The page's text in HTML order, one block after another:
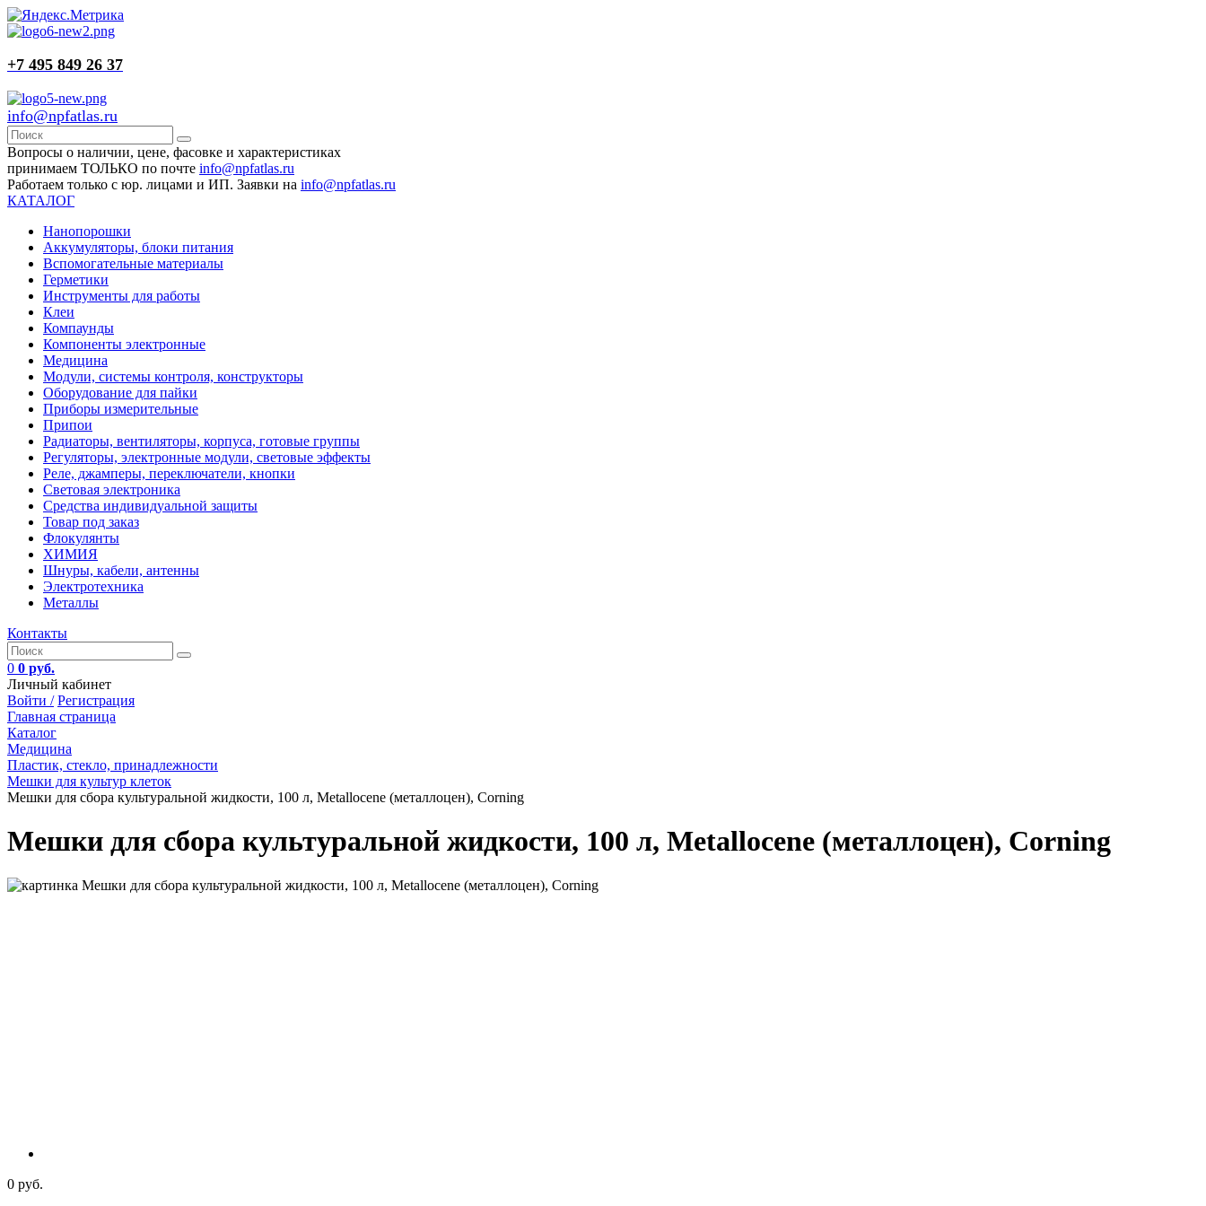
+7 495 849 26 37
info@npfatlas.ru
Вопросы о наличии, цене, фасовке и характеристиках
принимаем ТОЛЬКО по почте info@npfatlas.ru
Работаем только с юр. лицами и ИП. Заявки на info@npfatlas.ru
КАТАЛОГ
Нанопорошки
Аккумуляторы, блоки питания
Вспомогательные материалы
Герметики
Инструменты для работы
Клеи
Компаунды
Компоненты электронные
Медицина
Модули, системы контроля, конструкторы
Оборудование для пайки
Приборы измерительные
Припои
Радиаторы, вентиляторы, корпуса, готовые группы
Регуляторы, электронные модули, световые эффекты
Реле, джамперы, переключатели, кнопки
Световая электроника
Средства индивидуальной защиты
Товар под заказ
Флокулянты
ХИМИЯ
Шнуры, кабели, антенны
Электротехника
Металлы
Контакты
0 0 руб.
Личный кабинет
Войти / Регистрация
Главная страница
Каталог
Медицина
Пластик, стекло, принадлежности
Мешки для культур клеток
Мешки для сбора культуральной жидкости, 100 л, Metallocene (металлоцен), Corning
Мешки для сбора культуральной жидкости, 100 л, Metallocene (металлоцен), Corning
0 руб.